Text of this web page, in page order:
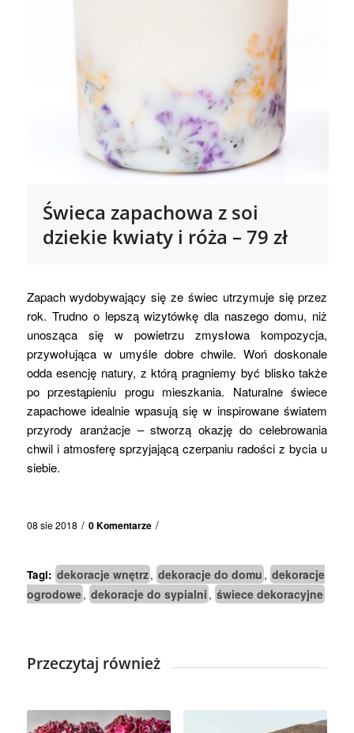
Świeca zapachowa z soi
dziekie kwiaty i róża – 79 zł
Zapach wydobywający się ze świec utrzymuje się przez
rok. Trudno o lepszą wizytówkę dla naszego domu, niż
unosząca się w powietrzu zmysłowa kompozycja,
przywołująca w umyśle dobre chwile. Woń doskonale
odda esencję natury, z którą pragniemy być blisko także
po przestąpieniu progu mieszkania. Naturalne świece
zapachowe idealnie wpasują się w inspirowane światem
przyrody aranżacje – stworzą okazję do celebrowania
chwil i atmosferę sprzyjającą czerpaniu radości z bycia u
siebie.
08 sie 2018 / 0 Komentarze /
Tagi: dekoracje wnętrz, dekoracje do domu , dekoracje
ogrodowe, dekoracje do sypialni , świece dekoracyjne
Przeczytaj również